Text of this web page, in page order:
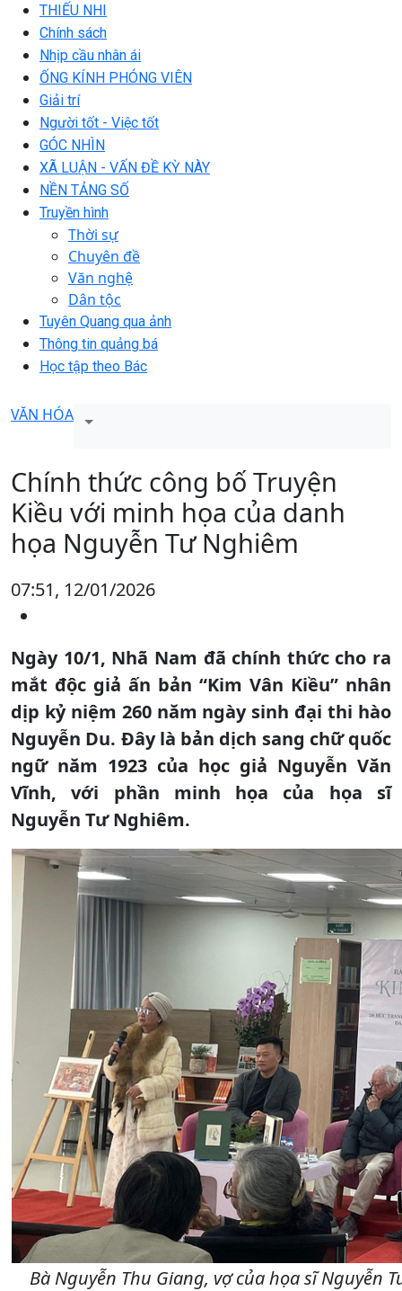
THIẾU NHI
Chính sách
Nhịp cầu nhân ái
ỐNG KÍNH PHÓNG VIÊN
Giải trí
Người tốt - Việc tốt
GÓC NHÌN
XÃ LUẬN - VẤN ĐỀ KỲ NÀY
NỀN TẢNG SỐ
Truyền hình
Thời sự
Chuyên đề
Văn nghệ
Dân tộc
Tuyên Quang qua ảnh
Thông tin quảng bá
Học tập theo Bác
VĂN HÓA
Chính thức công bố Truyện
Kiều với minh họa của danh
họa Nguyễn Tư Nghiêm
07:51, 12/01/2026
Ngày 10/1, Nhã Nam đã chính thức cho ra
mắt độc giả ấn bản “Kim Vân Kiều” nhân
dịp kỷ niệm 260 năm ngày sinh đại thi hào
Nguyễn Du. Đây là bản dịch sang chữ quốc
ngữ năm 1923 của học giả Nguyễn Văn
Vĩnh, với phần minh họa của họa sĩ
Nguyễn Tư Nghiêm.
Bà Nguyễn Thu Giang, vợ của họa sĩ Nguyễn